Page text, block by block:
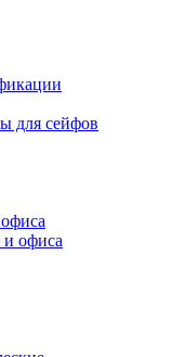
для сейфов
офиса